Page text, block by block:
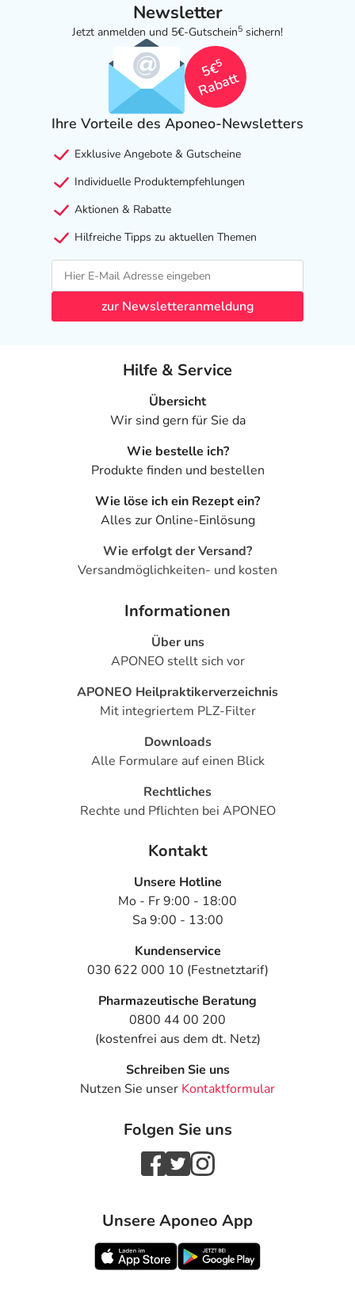
Newsletter
Jetzt anmelden und 5€-Gutschein5 sichern!
5€
5
Rabatt
Ihre Vorteile des Aponeo-Newsletters
Exklusive Angebote & Gutscheine
Individuelle Produktempfehlungen
Aktionen & Rabatte
Hilfreiche Tipps zu aktuellen Themen
zur Newsletteranmeldung
Hilfe & Service
Übersicht
Wir sind gern für Sie da
Wie bestelle ich?
Produkte finden und bestellen
Wie löse ich ein Rezept ein?
Alles zur Online-Einlösung
Wie erfolgt der Versand?
Versandmöglichkeiten- und kosten
Informationen
Über uns
APONEO stellt sich vor
APONEO Heilpraktikerverzeichnis
Mit integriertem PLZ-Filter
Downloads
Alle Formulare auf einen Blick
Rechtliches
Rechte und Pflichten bei APONEO
Kontakt
Unsere Hotline
Mo - Fr 9:00 - 18:00
Sa 9:00 - 13:00
Kundenservice
030 622 000 10 (Festnetztarif)
Pharmazeutische Beratung
0800 44 00 200
(kostenfrei aus dem dt. Netz)
Schreiben Sie uns
Nutzen Sie unser Kontaktformular
Folgen Sie uns
Unsere Aponeo App